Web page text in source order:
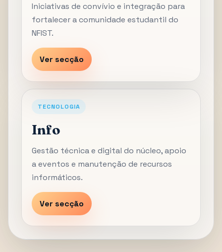
Iniciativas de convívio e integração para
fortalecer a comunidade estudantil do
NFIST.
Ver secção
TECNOLOGIA
Info
Gestão técnica e digital do núcleo, apoio
a eventos e manutenção de recursos
informáticos.
Ver secção